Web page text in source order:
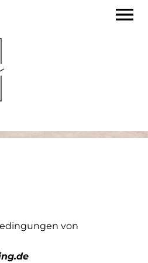
menu
von